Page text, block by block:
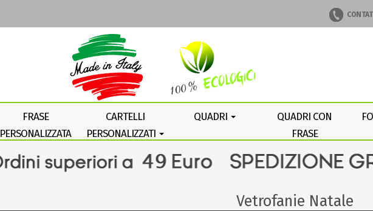
Vetrofanie Natale
FRASE
PERSONALIZZATA
CARTELLI
PERSONALIZZATI
QUADRI
QUADRI CON
FRASE
PERSONALIZZATA